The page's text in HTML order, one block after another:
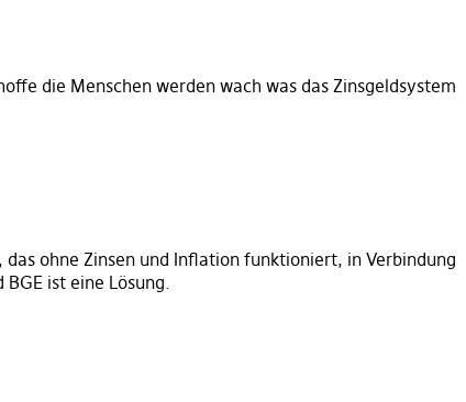
die Menschen werden wach was das Zinsgeldsystem
ohne Zinsen und Inflation funktioniert, in Verbindung
ist eine Lösung.